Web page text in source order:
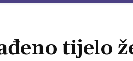
tijelo